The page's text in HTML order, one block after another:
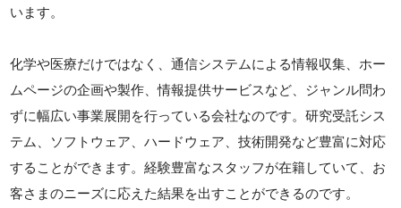
います。
化学や医療だけではなく、通信システムによる情報収集、ホー
ムページの企画や製作、情報提供サービスなど、ジャンル問わ
ずに幅広い事業展開を行っている会社なのです。研究受託シス
テム、ソフトウェア、ハードウェア、技術開発など豊富に対応
することができます。経験豊富なスタッフが在籍していて、お
客さまのニーズに応えた結果を出すことができるのです。